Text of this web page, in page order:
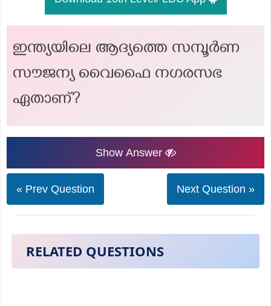
ഇന്ത്യയിലെ ആദ്യത്തെ സമ്പൂർണ
സൗജന്യ വൈഫൈ നഗരസഭ
ഏതാണ്?
Show Answer
« Prev Question Next Question »
RELATED QUESTIONS